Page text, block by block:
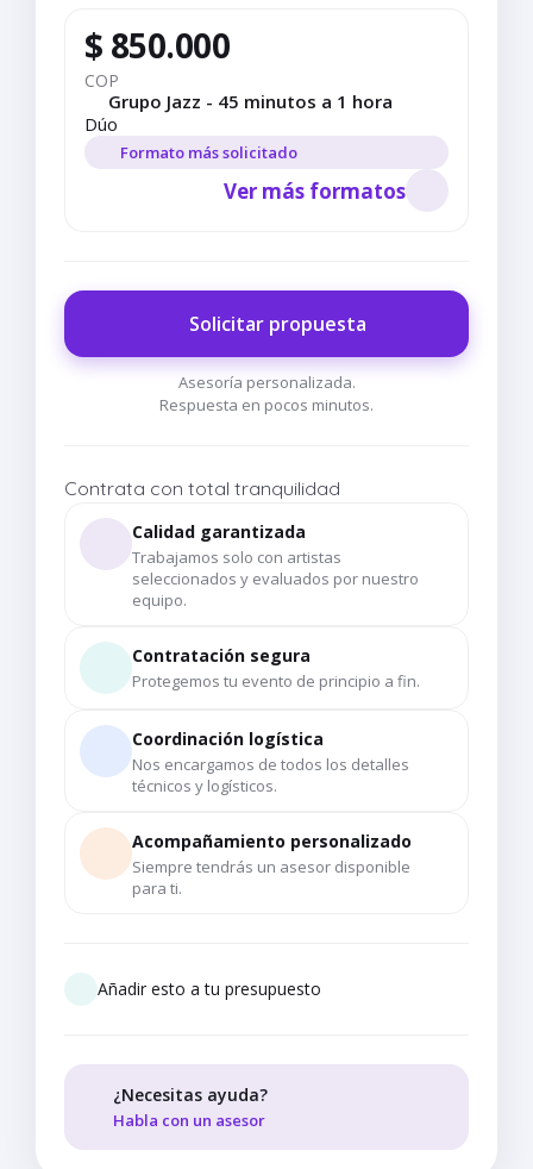
$ 850.000
COP
Grupo Jazz - 45 minutos a 1 hora
Dúo
Formato más solicitado
Ver más formatos
Solicitar propuesta
Asesoría personalizada.
Respuesta en pocos minutos.
Contrata con total tranquilidad
Calidad garantizada
Trabajamos solo con artistas
seleccionados y evaluados por nuestro
equipo.
Contratación segura
Protegemos tu evento de principio a fin.
Coordinación logística
Nos encargamos de todos los detalles
técnicos y logísticos.
Acompañamiento personalizado
Siempre tendrás un asesor disponible
para ti.
Añadir esto a tu presupuesto
¿Necesitas ayuda?
Habla con un asesor